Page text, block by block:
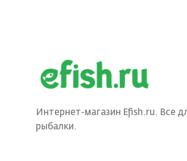
Интернет-магазин Efish.ru. Все
рыбалки.